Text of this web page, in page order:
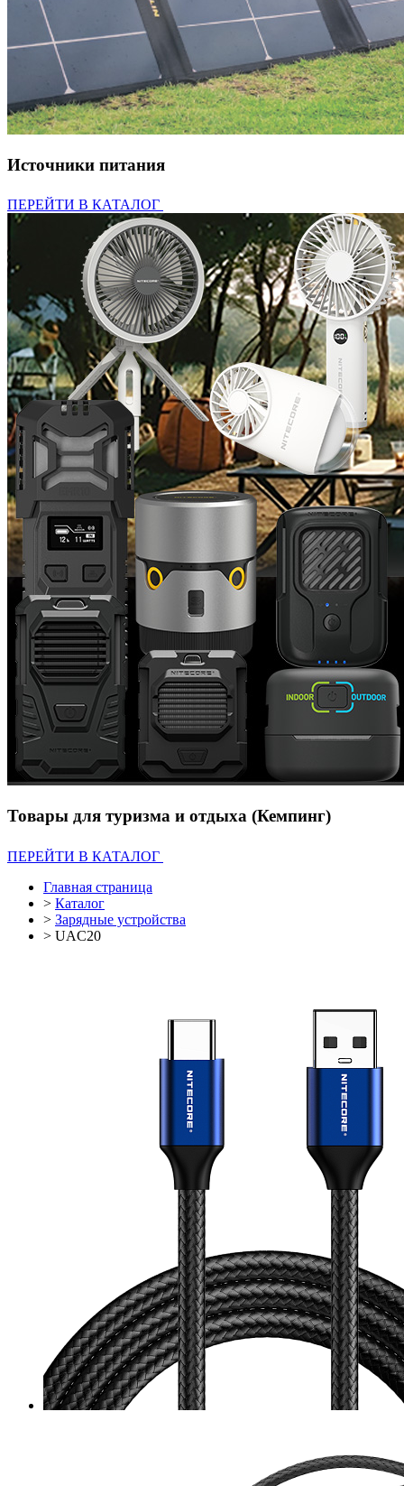
Источники питания
ПЕРЕЙТИ В КАТАЛОГ
Товары для туризма и отдыха (Кемпинг)
ПЕРЕЙТИ В КАТАЛОГ
Главная страница
> Каталог
> Зарядные устройства
> UAC20